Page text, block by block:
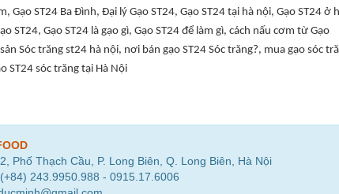
Gạo ST24 Ba Đình, Đại lý Gạo ST24, Gạo ST24 tại hà nội, Gạo ST24 ở
ST24, Gạo ST24 là gạo gì, Gạo ST24 để làm gì, cách nấu cơm từ Gạo
Sóc trăng st24 hà nội, nơi bán gạo ST24 Sóc trăng?, mua gạo sóc
ST24 sóc trăng tại Hà Nội
Phố Thạch Cầu, P. Long Biên, Q. Long Biên, Hà Nội
243.9950.988 - 0915.17.6006